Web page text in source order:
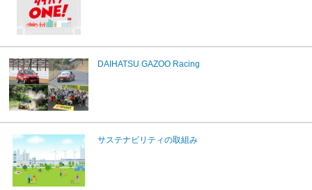
DAIHATSU GAZOO Racing
サステナビリティの取組み